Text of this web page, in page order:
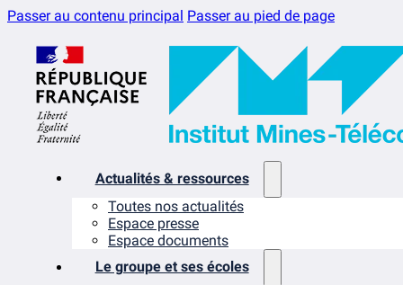
Passer au contenu principal Passer au pied de page
Actualités & ressources
Toutes nos actualités
Espace presse
Espace documents
Le groupe et ses écoles